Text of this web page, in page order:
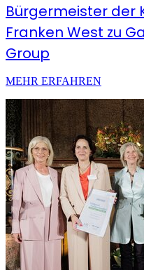
Bürgermeister der
Franken West zu
Group
MEHR ERFAHREN